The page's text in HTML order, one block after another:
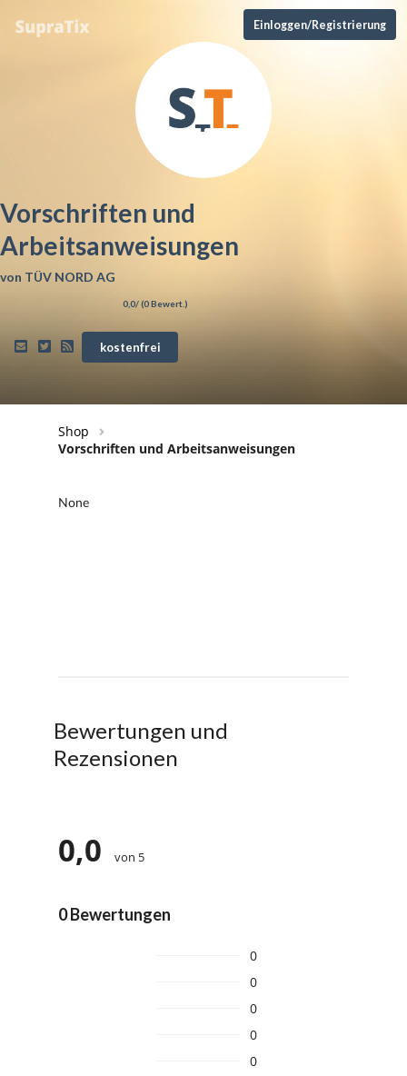
Einloggen/Registrierung
Vorschriften und
Arbeitsanweisungen
von TÜV NORD AG
0,0/ (0Bewert.)
kostenfrei
Shop
Vorschriften und Arbeitsanweisungen
Bewertungen und
Rezensionen
0,0 von 5
0 Bewertungen
0
0
0
0
0